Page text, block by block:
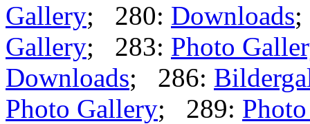
Gallery; 280: Downloads
Gallery; 283: Photo
Downloads; 286:
Photo Gallery; 289: